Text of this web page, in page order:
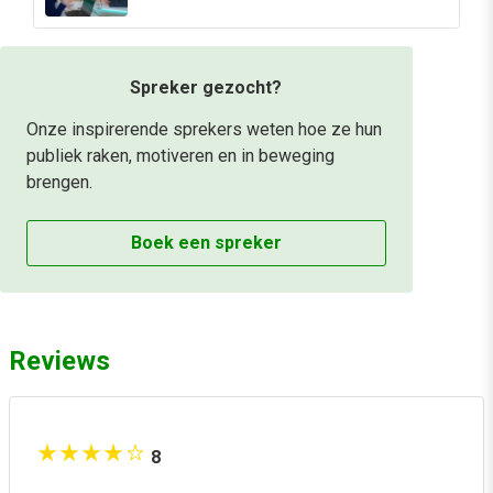
Vlaanderen
Spreker gezocht?
Onze inspirerende sprekers weten hoe ze hun
publiek raken, motiveren en in beweging
brengen.
Boek een spreker
Reviews
8